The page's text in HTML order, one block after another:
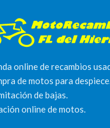
online de recambios
de motos para
de bajas.
online de motos.